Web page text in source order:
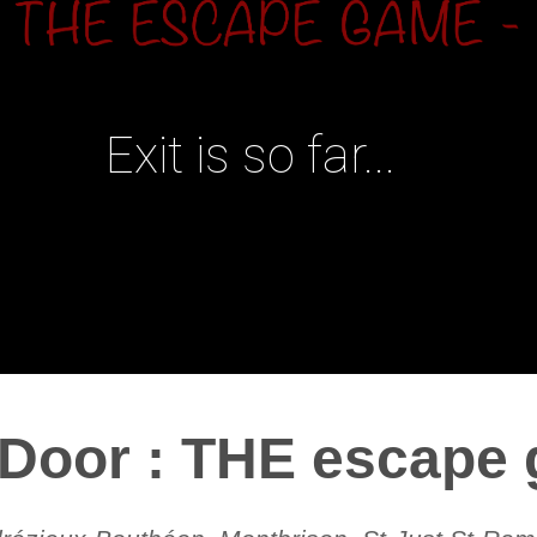
Exit is so far...
: THE escape